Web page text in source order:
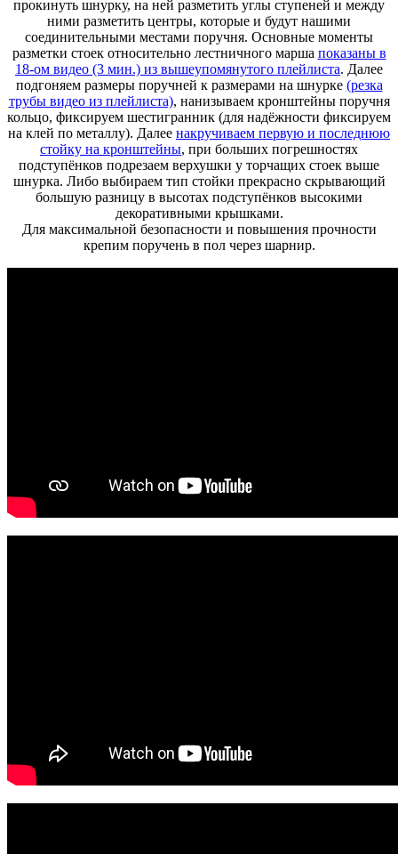
прокинуть шнурку, на ней разметить углы ступеней и между
ними разметить центры, которые и будут нашими
соединительными местами поручня. Основные моменты
разметки стоек относительно лестничного марша показаны в
18-ом видео (3 мин.) из вышеупомянутого плейлиста. Далее
подгоняем размеры поручней к размерами на шнурке (резка
трубы видео из плейлиста), нанизываем кронштейны поручня
кольцо, фиксируем шестигранник (для надёжности фиксируем
на клей по металлу). Далее накручиваем первую и последнюю
стойку на кронштейны, при больших погрешностях
подступёнков подрезаем верхушки у торчащих стоек выше
шнурка. Либо выбираем тип стойки прекрасно скрывающий
большую разницу в высотах подступёнков высокими
декоративными крышками.
Для максимальной безопасности и повышения прочности
крепим поручень в пол через шарнир.